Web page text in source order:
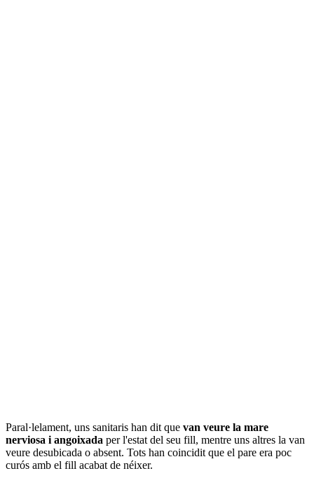
Paral·lelament, uns sanitaris han dit que van veure la mare
nerviosa i angoixada per l'estat del seu fill, mentre uns altres la van
veure desubicada o absent. Tots han coincidit que el pare era poc
curós amb el fill acabat de néixer.